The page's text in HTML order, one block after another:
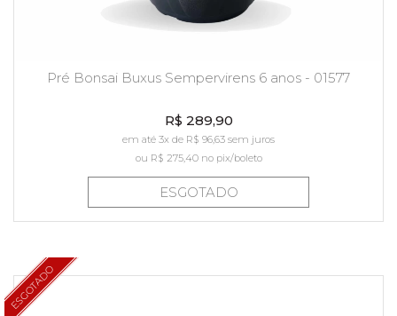
Pré Bonsai Buxus Sempervirens 6 anos - 01577
R$ 289,90
em até 3x de R$ 96,63 sem juros
ou R$ 275,40no pix/boleto
ESGOTADO
ESGOTADO